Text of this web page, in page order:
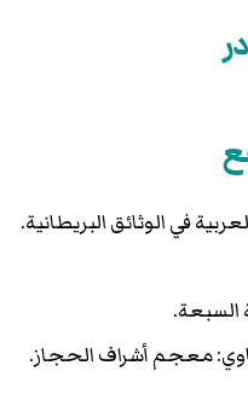
في الوثائق البريطانية.
السبعة.
معجم أشراف الحجاز.